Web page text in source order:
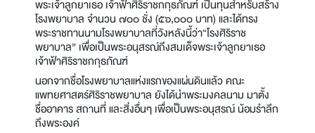
พระเจ้าลูกยาเธอ เจ้าฟ้าศิริราชกกุธภัณฑ์ เป็นทุนสำหรับสร้าง
โรงพยาบาล จำนวน ๗๐๐ ชั่ง (๕๖,๐๐๐ บาท) และได้ทรง
พระราชทานนามโรงพยาบาลที่วังหลังนี้ว่า“โรงศิริราช
พยาบาล” เพื่อเป็นพระอนุสรณ์ถึงสมเด็จพระเจ้าลูกยาเธอ
เจ้าฟ้าศิริราชกกุธภัณฑ์
นอกจากชื่อโรงพยาบาลแห่งแรกของแผ่นดินแล้ว คณะ
แพทยศาสตร์ศิริราชพยาบาล ยังได้นำพระมงคลนาม มาตั้ง
ชื่ออาคาร สถานที่ และสิ่งอื่นๆ เพื่อเป็นพระอนุสรณ์ น้อมรำลึก
ถึงพระองค์